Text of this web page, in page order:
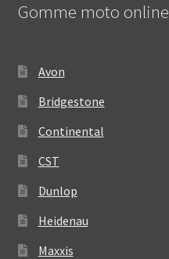
Gomme moto online
Avon
Bridgestone
Continental
CST
Dunlop
Heidenau
Maxxis